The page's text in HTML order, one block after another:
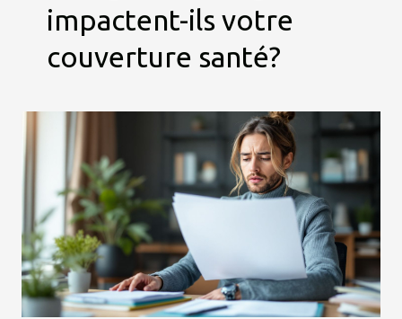
impactent-ils votre
couverture santé?